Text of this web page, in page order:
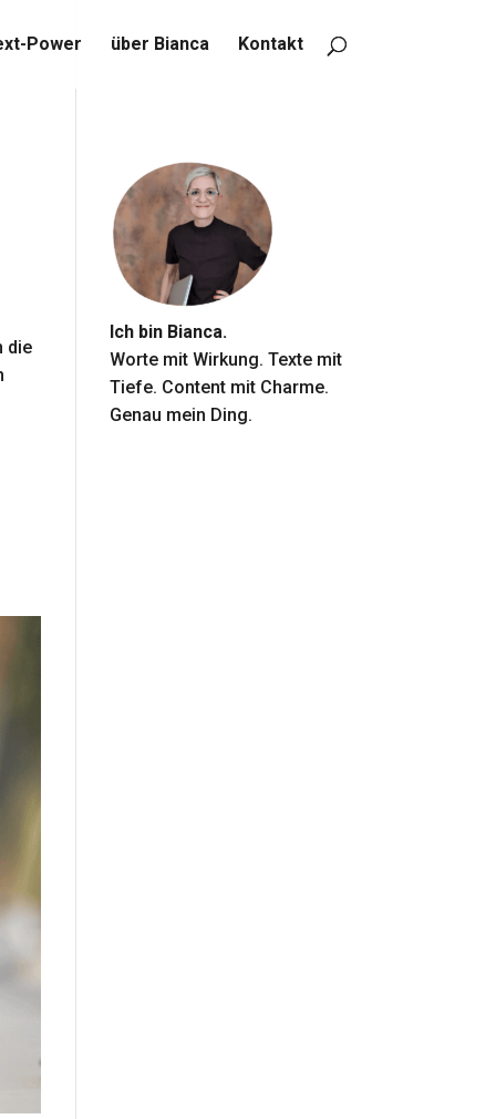
Power über Bianca Kontakt
die
Ich bin Bianca.
Worte mit Wirkung. Texte mit
Tiefe. Content mit Charme.
Genau mein Ding.